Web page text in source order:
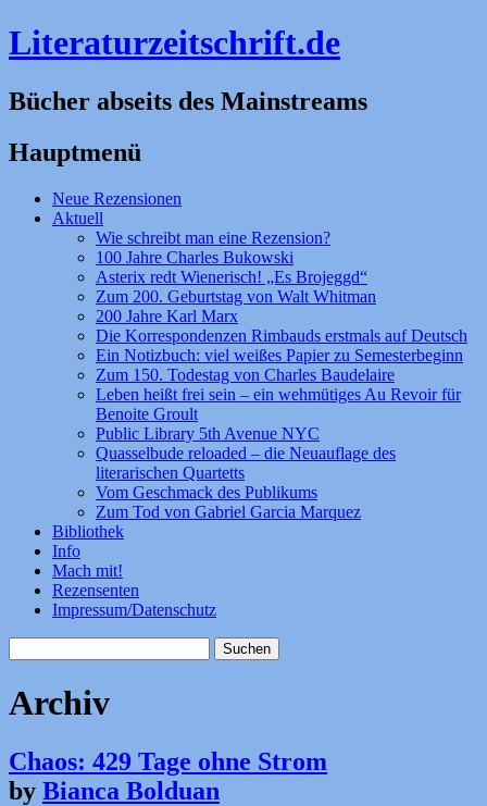
Literaturzeitschrift.de
Bücher abseits des Mainstreams
Hauptmenü
Zum
Inhalt
Neue Rezensionen
Aktuell
Wie schreibt man eine Rezension?
100 Jahre Charles Bukowski
Asterix redt Wienerisch! „Es Brojeggd“
Zum 200. Geburtstag von Walt Whitman
200 Jahre Karl Marx
Die Korrespondenzen Rimbauds erstmals auf Deutsch
Ein Notizbuch: viel weißes Papier zu Semesterbeginn
Zum 150. Todestag von Charles Baudelaire
Leben heißt frei sein – ein wehmütiges Au Revoir für
Benoite Groult
Public Library 5th Avenue NYC
Quasselbude reloaded – die Neuauflage des
literarischen Quartetts
Vom Geschmack des Publikums
Zum Tod von Gabriel Garcia Marquez
Bibliothek
Info
Mach mit!
Rezensenten
Impressum/Datenschutz
nach:
Archiv
Chaos: 429 Tage ohne Strom
by Bianca Bolduan